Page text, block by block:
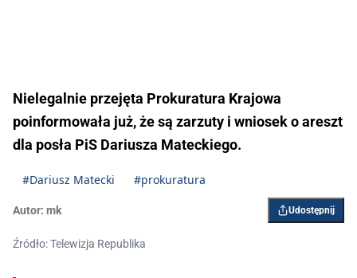
Nielegalnie przejęta Prokuratura Krajowa
poinformowała już, że są zarzuty i wniosek o areszt
dla posła PiS Dariusza Mateckiego.
#Dariusz Matecki #prokuratura
Autor: mk Udostępnij
Źródło: Telewizja Republika